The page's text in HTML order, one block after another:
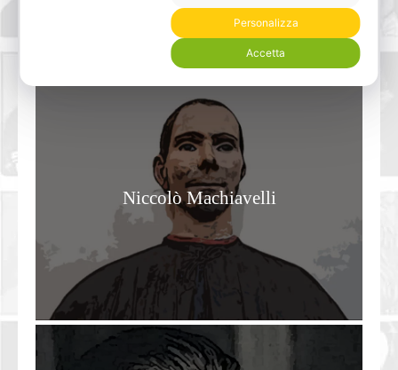
Niccolò Machiavelli
Accetta
Personalizza